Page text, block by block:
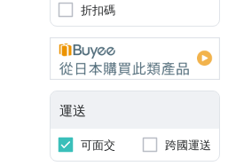
折扣碼
運送
可面交 跨國運送